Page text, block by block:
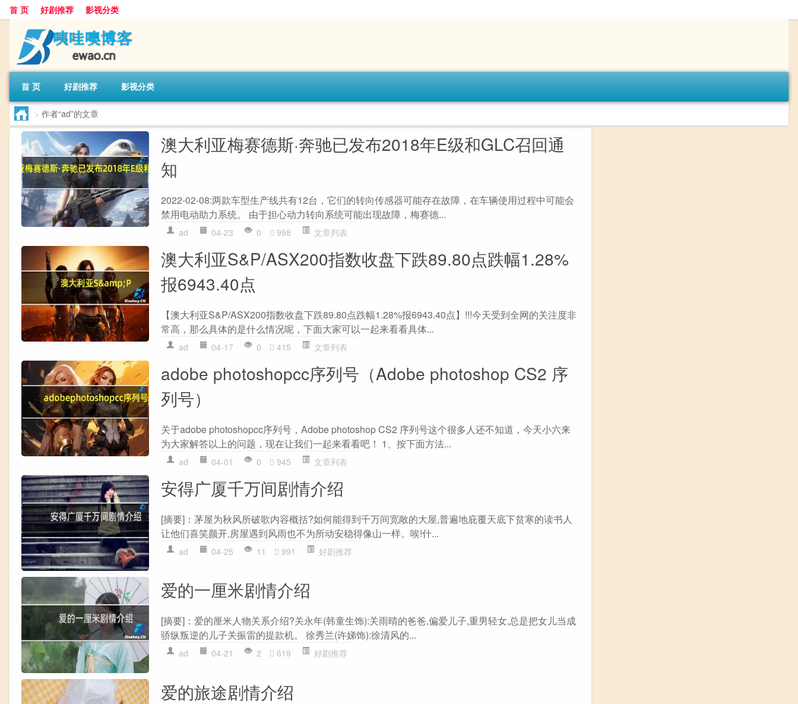
首 页 好剧推荐 影视分类
首 页 好剧推荐 影视分类
> 作者“ad”的文章
澳大利亚梅赛德斯·奔驰已发布2018年E级和GLC召回通
知
2022-02-08:两款车型生产线共有12台，它们的转向传感器可能存在故障，在车辆使用过程中可能会
禁用电动助力系统。 由于担心动力转向系统可能出现故障，梅赛德...
ad 04-23 0 998 文章列表
澳大利亚S&P/ASX200指数收盘下跌89.80点跌幅1.28%
报6943.40点
【澳大利亚S&P/ASX200指数收盘下跌89.80点跌幅1.28%报6943.40点】!!!今天受到全网的关注度非
常高，那么具体的是什么情况呢，下面大家可以一起来看看具体...
ad 04-17 0 415 文章列表
adobe photoshopcc序列号（Adobe photoshop CS2 序
列号）
关于adobe photoshopcc序列号，Adobe photoshop CS2 序列号这个很多人还不知道，今天小六来
为大家解答以上的问题，现在让我们一起来看看吧！ 1、按下面方法...
ad 04-01 0 945 文章列表
安得广厦千万间剧情介绍
[摘要]：茅屋为秋风所破歌内容概括?如何能得到千万间宽敞的大屋,普遍地庇覆天底下贫寒的读书人
让他们喜笑颜开,房屋遇到风雨也不为所动安稳得像山一样。唉!什...
ad 04-25 11 991 好剧推荐
爱的一厘米剧情介绍
[摘要]：爱的厘米人物关系介绍?关永年(韩童生饰):关雨晴的爸爸,偏爱儿子,重男轻女,总是把女儿当成
骄纵叛逆的儿子关振雷的提款机。 徐秀兰(许娣饰):徐清风的...
ad 04-21 2 619 好剧推荐
爱的旅途剧情介绍